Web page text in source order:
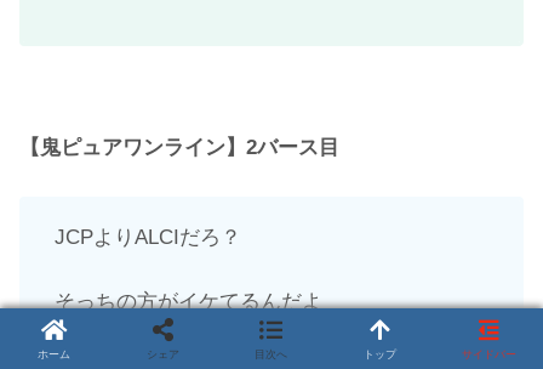
【鬼ピュアワンライン】2バース目
JCPよりALCIだろ？
そっちの方がイケてるんだよ
ホーム シェア 目次へ トップ サイドバー